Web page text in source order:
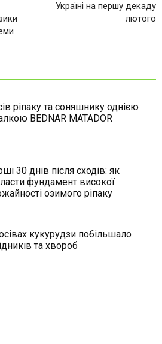
Україні на першу декаду
лютого
ріпаку та соняшнику однією
BEDNAR MATADOR
30 днів після сходів: як
фундамент високої
озимого ріпаку
кукурудзи побільшало
та хвороб